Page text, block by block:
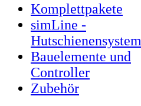
Komplettpakete
simLine -
Hutschienensystem
Bauelemente und
Controller
Zubehör